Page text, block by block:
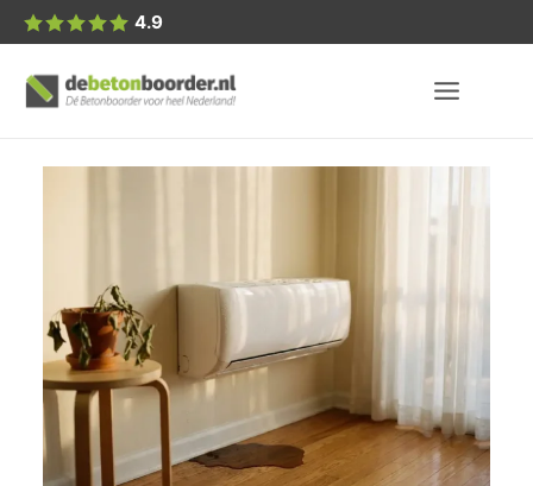
4.9
Posted
by: